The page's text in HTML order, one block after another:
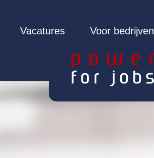
Vacatures Voor bedrijven